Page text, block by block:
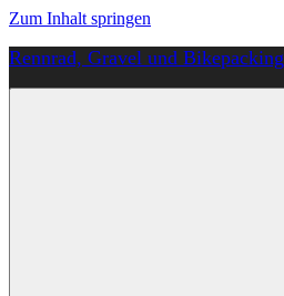
Zum Inhalt springen
Rennrad, Gravel und Bikepacking